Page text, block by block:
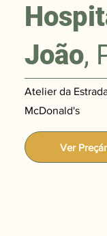
Atelier da
McDonald's
João,
Ver